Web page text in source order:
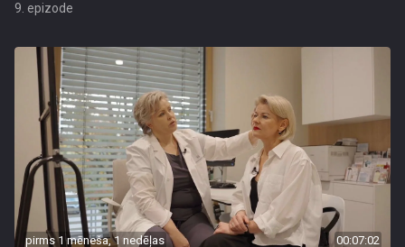
9. epizode
pirms 1 mēneša, 1 nedēļas 00:07:02